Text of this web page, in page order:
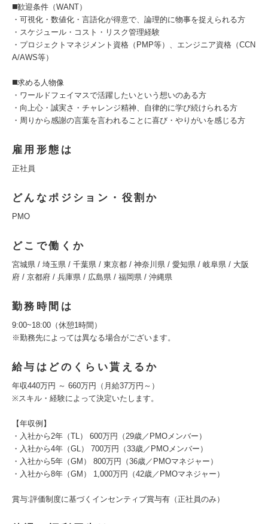
◼️歓迎条件（WANT）
・可視化・数値化・言語化が得意で、論理的に物事を捉えられる方
・スケジュール・コスト・リスク管理経験
・プロジェクトマネジメント資格（PMP等）、エンジニア資格（CCN
A/AWS等）
◼️求める人物像
・ワールドフェイマスで活躍したいという想いのある方
・向上心・誠実さ・チャレンジ精神、自律的に学び続けられる方
・周りから感謝の言葉を言われることに喜び・やりがいを感じる方
雇用形態は
正社員
どんなポジション・役割か
PMO
どこで働くか
宮城県 / 埼玉県 / 千葉県 / 東京都 / 神奈川県 / 愛知県 / 岐阜県 / 大阪
府 / 京都府 / 兵庫県 / 広島県 / 福岡県 / 沖縄県
勤務時間は
9:00~18:00（休憩1時間）
※勤務先によっては異なる場合がございます。
給与はどのくらい貰えるか
年収440万円 ～ 660万円（月給37万円～）
※スキル・経験によって決定いたします。
【年収例】
・入社から2年（TL） 600万円（29歳／PMOメンバー）
・入社から4年（GL） 700万円（33歳／PMOメンバー）
・入社から5年（GM） 800万円（36歳／PMOマネジャー）
・入社から8年（GM） 1,000万円（42歳／PMOマネジャー）
賞与:評価制度に基づくインセンティブ賞与有（正社員のみ）